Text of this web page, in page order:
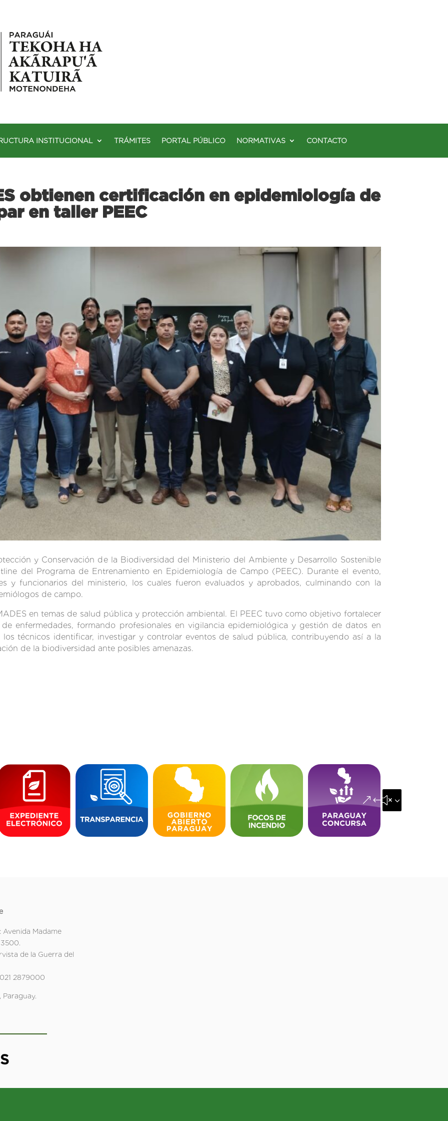
INSTITUCIONAL TRÁMITES PORTAL PÚBLICO NORMATIVAS CONTACTO
obtienen certificación en epidemiología de
en taller PEEC
y Conservación de la Biodiversidad del Ministerio del Ambiente y Desarrollo Sostenible
del Programa de Entrenamiento en Epidemiología de Campo (PEEC). Durante el evento,
y funcionarios del ministerio, los cuales fueron evaluados y aprobados, culminando con la
de campo.
en temas de salud pública y protección ambiental. El PEEC tuvo como objetivo fortalecer
enfermedades, formando profesionales en vigilancia epidemiológica y gestión de datos en
técnicos identificar, investigar y controlar eventos de salud pública, contribuyendo así a la
de la biodiversidad ante posibles amenazas.
&#x35;
: Avenida Madame
de la Guerra del
2879000